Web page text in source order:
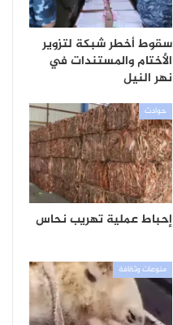
سقوط أخطر شبكة لتزوير
الأختام والمستندات في
نهر النيل
حوادث
إحباط عملية تهريب نحاس
منوعات وثقافة